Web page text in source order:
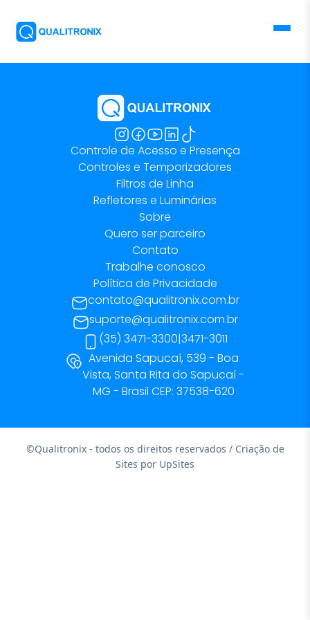
Controle de Acesso e Presença
Controles e Temporizadores
Filtros de Linha
Refletores e Luminárias
Sobre
Quero ser parceiro
Contato
Trabalhe conosco
Política de Privacidade
contato@qualitronix.com.br
suporte@qualitronix.com.br
(35) 3471-3300|3471-3011
Avenida Sapucaí, 539 - Boa
Vista, Santa Rita do Sapucaí -
MG - Brasil CEP: 37538-620
©Qualitronix - todos os direitos reservados / Criação de
Sites por UpSites